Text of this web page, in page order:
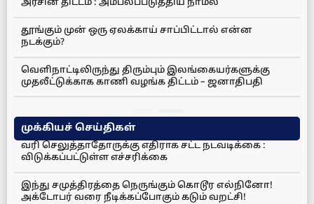
அரசின் திட்டம் : அம்பலப்படுத்திய நாமல்
தூங்கும் முன் ஒரு ஏலக்காய் சாப்பிட்டால் என்ன
நடக்கும்?
வெளிநாட்டிலிருந்து திரும்பும் இலங்கையர்களுக்கு
முதலீட்டுக்காக காணி வழங்க திட்டம் – ஜனாதிபதி
முக்கியச் செய்திகள்
வரி செலுத்தாதோருக்கு எதிராக சட்ட நடவடிக்கை :
விடுக்கப்பட்டுள்ள எச்சரிக்கை
இந்து சமுத்திரத்தை நெருங்கும் கொடூர எல்நினோ!
அக்டோபர் வரை நீடிக்கப்போகும் கடும் வறட்சி!